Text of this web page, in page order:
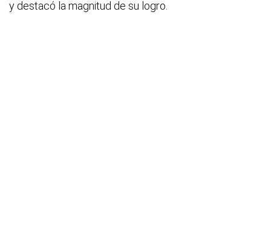
y destacó la magnitud de su logro.